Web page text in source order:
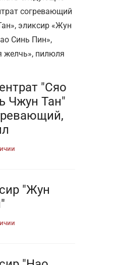
согревающий
эликсир «Жун
Синь Пин»,
желчь», пилюля
"Сяо
Чжун Тан"
"Жун